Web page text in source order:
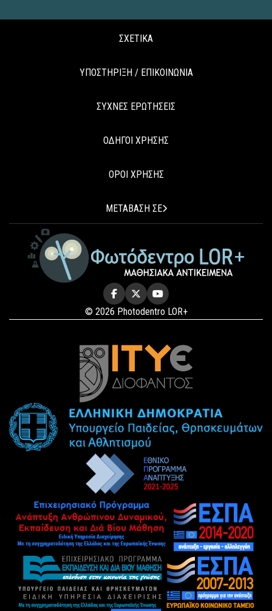
ΣΧΕΤΙΚΑ
ΥΠΟΣΤΗΡΙΞΗ / ΕΠΙΚΟΙΝΩΝΙΑ
ΣΥΧΝΕΣ ΕΡΩΤΗΣΕΙΣ
ΟΔΗΓΟΙ ΧΡΗΣΗΣ
ΟΡΟΙ ΧΡΗΣΗΣ
ΜΕΤΑΒΑΣΗ ΣΕ
© 2026 Photodentro LOR+